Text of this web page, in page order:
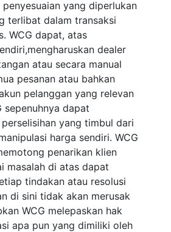
yang diperlukan
terlibat dalam transaksi
WCG dapat, atas
dealer
atau secara manual
pesanan atau bahkan
pelanggan yang relevan
sepenuhnya dapat
yang timbul dari
harga sendiri. WCG
penarikan klien
masalah di atas dapat
tindakan atau resolusi
di sini tidak akan merusak
WCG melepaskan hak
apa pun yang dimiliki oleh